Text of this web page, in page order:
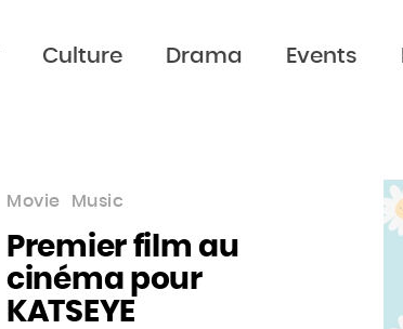
Culture Drama Events
Movie Music
Premier film au
cinéma pour
KATSEYE